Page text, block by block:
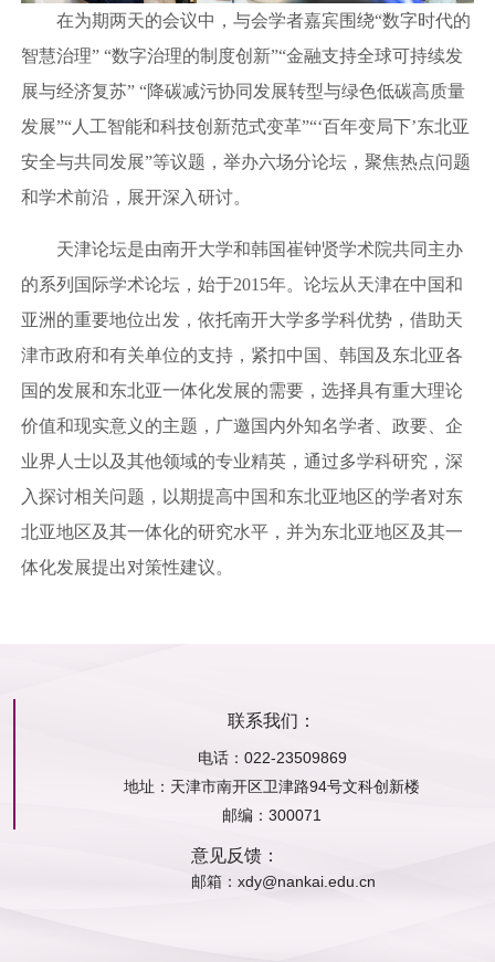
在为期两天的会议中，与会学者嘉宾围绕“数字时代的
智慧治理” “数字治理的制度创新”“金融支持全球可持续发
展与经济复苏” “降碳减污协同发展转型与绿色低碳高质量
发展”“人工智能和科技创新范式变革”“‘百年变局下’东北亚
安全与共同发展”等议题，举办六场分论坛，聚焦热点问题
和学术前沿，展开深入研讨。
天津论坛是由南开大学和韩国崔钟贤学术院共同主办
的系列国际学术论坛，始于2015年。论坛从天津在中国和
亚洲的重要地位出发，依托南开大学多学科优势，借助天
津市政府和有关单位的支持，紧扣中国、韩国及东北亚各
国的发展和东北亚一体化发展的需要，选择具有重大理论
价值和现实意义的主题，广邀国内外知名学者、政要、企
业界人士以及其他领域的专业精英，通过多学科研究，深
入探讨相关问题，以期提高中国和东北亚地区的学者对东
北亚地区及其一体化的研究水平，并为东北亚地区及其一
体化发展提出对策性建议。
联系我们：
电话：022-23509869
地址： 天津市南开区卫津路94号文科创新楼
邮编： 300071
意见反馈：
邮箱：xdy@nankai.edu.cn